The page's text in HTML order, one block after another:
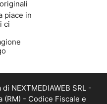
piace in
ci
NEXTMEDIAWEB SRL -
(RM) - Codice Fiscale e